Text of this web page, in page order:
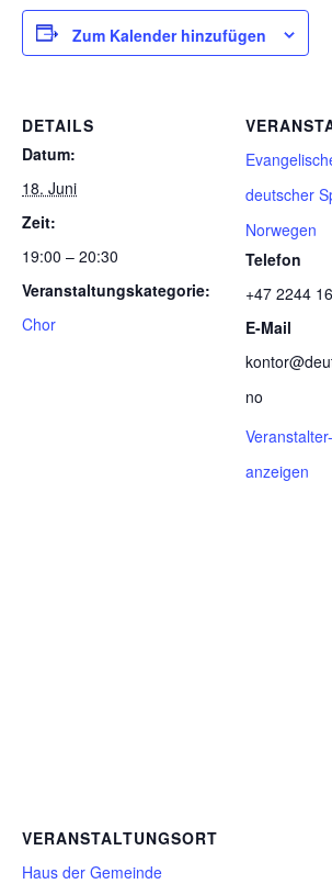
Zum Kalender hinzufügen
DETAILS
Datum:
18. Juni
Zeit:
19:00 – 20:30
Veranstaltungskategorie:
Chor
deutscher
Norwegen
Telefon
+47 2244
E-Mail
no
anzeigen
VERANSTALTUNGSORT
Haus der Gemeinde